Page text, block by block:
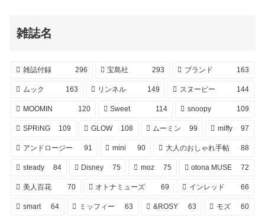
雑誌名
雑誌付録 296 宝島社 293 ブランド 163
ムック 163 リンネル 149 スヌーピー 144
MOOMIN 120 Sweet 114 snoopy 109
SPRiNG 109 GLOW 108 ムーミン 99 miffy 97
アンドロージー 91 mini 90 大人のおしゃれ手帖 88
steady 84 Disney 75 moz 75 otona MUSE 72
美人百花 70 オトナミューズ 69 インレッド 66
smart 64 ミッフィー 63 &ROSY 63 モズ 60